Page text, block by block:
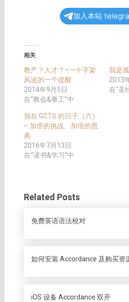
加入本站
相关
教产？人才？——​十字架
风波的一个提醒
2014年9月5日
在“教会&事工”中
我是
2013
在“圣
我在 GCTS 的日子（六）
– 加倍的挑战、加倍的恩
典
2016年7月13日
在“读书&学习”中
Related Posts
免费英语语法校对
如何安装 Accordance 及购买资
iOS 设备 Accordance 双开